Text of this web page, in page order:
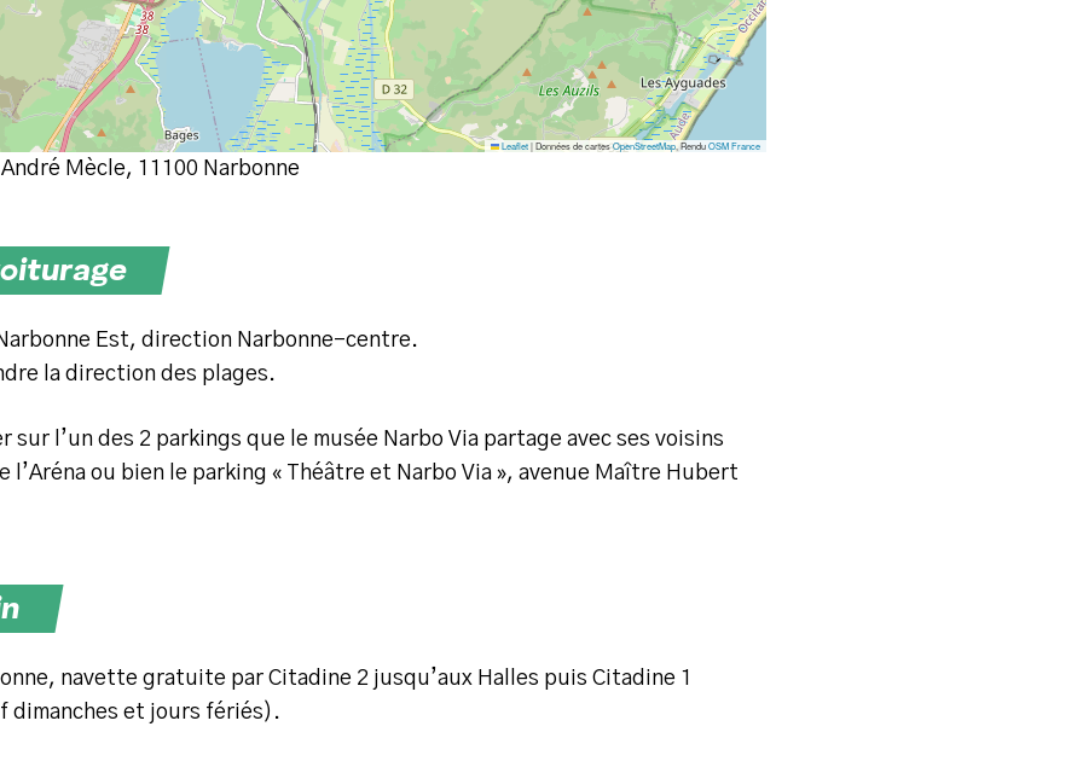
Leaflet|Données de cartesOpenStreetMap , RenduOSM France
Mècle, 11100 Narbonne
Est, direction Narbonne-centre.
la direction des plages.
sur l’un des 2 parkings que le musée Narbo Via partage avec ses voisins
ou bien le parking « Théâtre et Narbo Via », avenue Maître Hubert
navette gratuite par Citadine 2 jusqu’aux Halles puis Citadine 1
dimanches et jours fériés).